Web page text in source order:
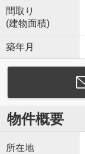
間取り
(建物面積)
築年月
物件概要
所在地